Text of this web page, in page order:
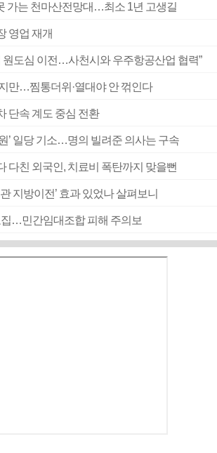
가는 천마산전망대…최소 1년 고생길
영업 재개
원도심 이전…사천시와 우주항공산업 협력”
만…찜통더위·열대야 안 꺾인다
단속 계도 중심 전환
’ 일당 기소…명의 빌려준 의사는 구속
다친 외국인, 치료비 폭탄까지 맞을뻔
지방이전’ 효과 있었나 살펴보니
집…민간임대조합 피해 주의보